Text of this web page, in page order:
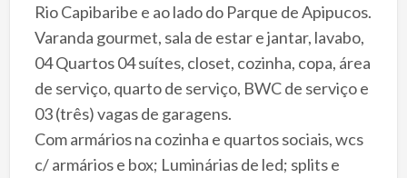
Rio Capibaribe e ao lado do Parque de Apipucos.
Varanda gourmet, sala de estar e jantar, lavabo,
04 Quartos 04 suítes, closet, cozinha, copa, área
de serviço, quarto de serviço, BWC de serviço e
03 (três) vagas de garagens.
Com armários na cozinha e quartos sociais, wcs
c/ armários e box; Luminárias de led; splits e